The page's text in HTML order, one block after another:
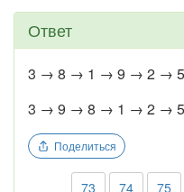
Ответ
3 → 8 → 1 → 9 → 2 →
3 → 9 → 8 → 1 → 2 →
Поделиться
73 74 75